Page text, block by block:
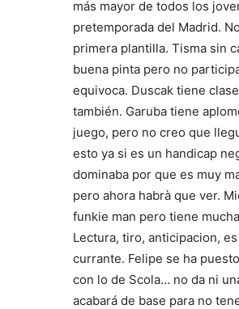
más mayor de todos los
pretemporada del Madrid.
primera plantilla. Tisma sin
buena pinta pero no
equivoca. Duscak tiene
también. Garuba tiene
juego, pero no creo que
esto ya si es un handicap
dominaba por que es muy
pero ahora habrà que ver.
funkie man pero tiene
Lectura, tiro, anticipacion,
currante. Felipe se ha
con lo de Scola… no da ni
acabará de base para no